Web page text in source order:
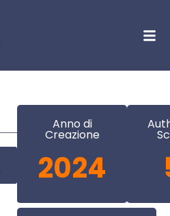
Anno di
Creazione
2024